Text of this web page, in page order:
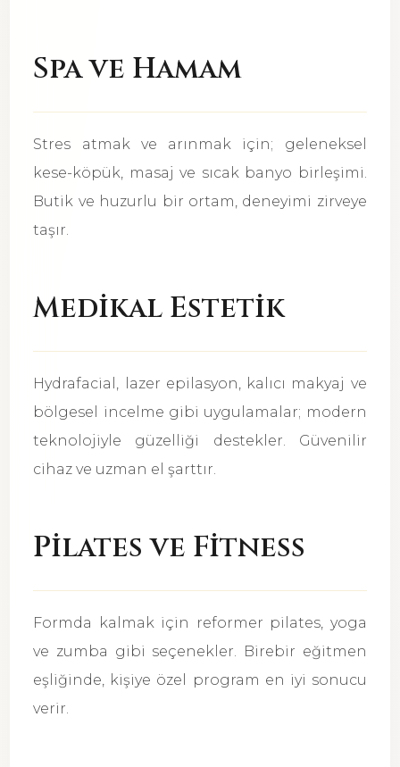
Spa ve Hamam
Stres atmak ve arınmak için; geleneksel
kese-köpük, masaj ve sıcak banyo birleşimi.
Butik ve huzurlu bir ortam, deneyimi zirveye
taşır.
Medikal Estetik
Hydrafacial, lazer epilasyon, kalıcı makyaj ve
bölgesel incelme gibi uygulamalar; modern
teknolojiyle güzelliği destekler. Güvenilir
cihaz ve uzman el şarttır.
Pilates ve Fitness
Formda kalmak için reformer pilates, yoga
ve zumba gibi seçenekler. Birebir eğitmen
eşliğinde, kişiye özel program en iyi sonucu
verir.